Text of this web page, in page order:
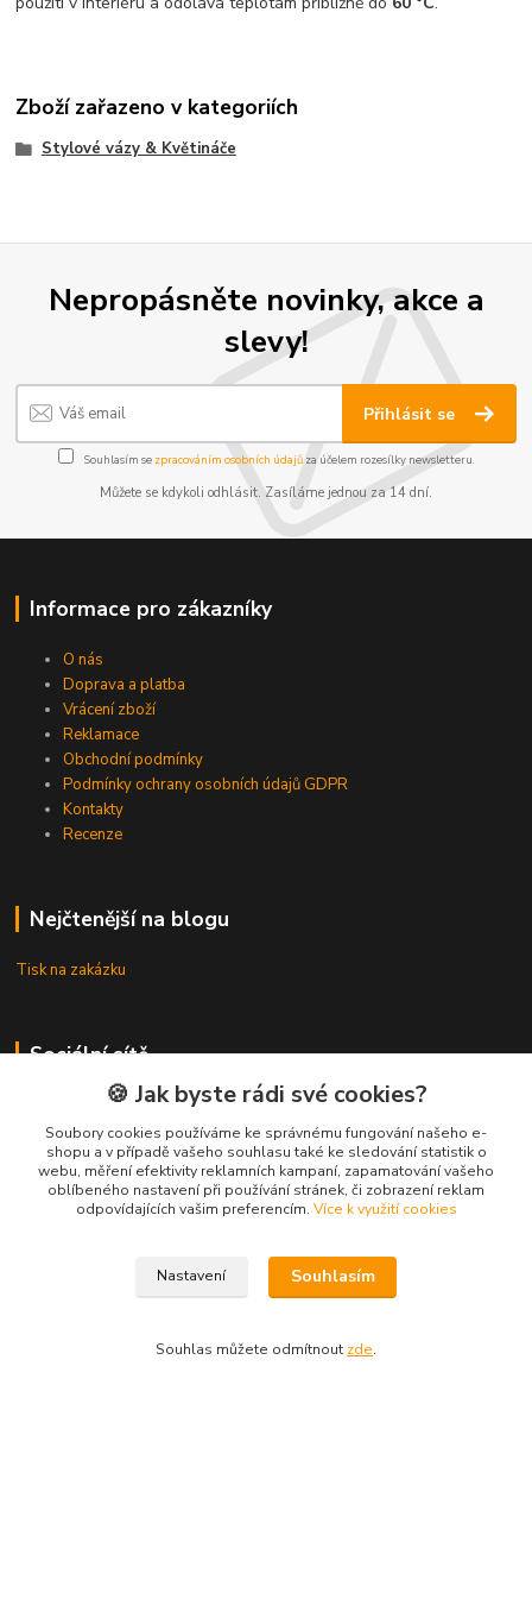
Zboží zařazeno v kategoriích
Stylové vázy & Květináče
Nepropásněte novinky, akce a
slevy!
Přihlásit se
Souhlasím se zpracováním osobních údajůza účelem rozesílky newsletteru.
Můžete se kdykoli odhlásit. Zasíláme jednou za 14 dní.
Informace pro zákazníky
O nás
Doprava a platba
Vrácení zboží
Reklamace
Obchodní podmínky
Podmínky ochrany osobních údajů GDPR
Kontakty
Recenze
Nejčtenější na blogu
Tisk na zakázku
Sociální sítě
Facebook
🍪 Jak byste rádi své cookies?
Soubory cookies používáme ke správnému fungování našeho e-
shopu a v případě vašeho souhlasu také ke sledování statistik o
webu, měření efektivity reklamních kampaní, zapamatování vašeho
oblíbeného nastavení při používání stránek, či zobrazení reklam
odpovídajících vašim preferencím. Více k využití cookies
Nastavení Souhlasím
Souhlas můžete odmítnout zde.